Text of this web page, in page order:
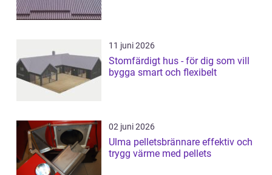
11 juni 2026
Stomfärdigt hus - för dig som vill
bygga smart och flexibelt
02 juni 2026
Ulma pelletsbrännare effektiv och
trygg värme med pellets